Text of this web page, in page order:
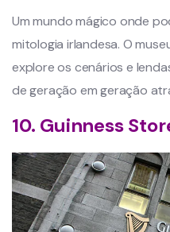
Um mundo mágico onde
mitologia irlandesa. O
explore os cenários e
de geração em geração
10. Guinness